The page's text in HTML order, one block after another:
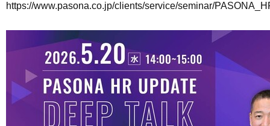
https://www.pasona.co.jp/clients/service/seminar/